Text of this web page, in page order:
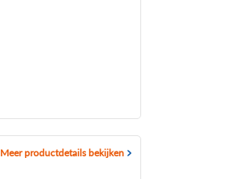
Meer productdetails bekijken